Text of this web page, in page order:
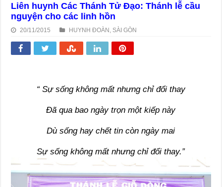
Liên huynh Các Thánh Tử Đạo: Thánh lễ cầu
nguyện cho các linh hồn
20/11/2015 HUYNH ĐOÀN SÀI GÒN
“ Sự sống không mất nhưng chỉ đổi thay
Đã qua bao ngày trọn một kiếp này
Dù sống hay chết tin còn ngày mai
Sự sống không mất nhưng chỉ đổi thay.”